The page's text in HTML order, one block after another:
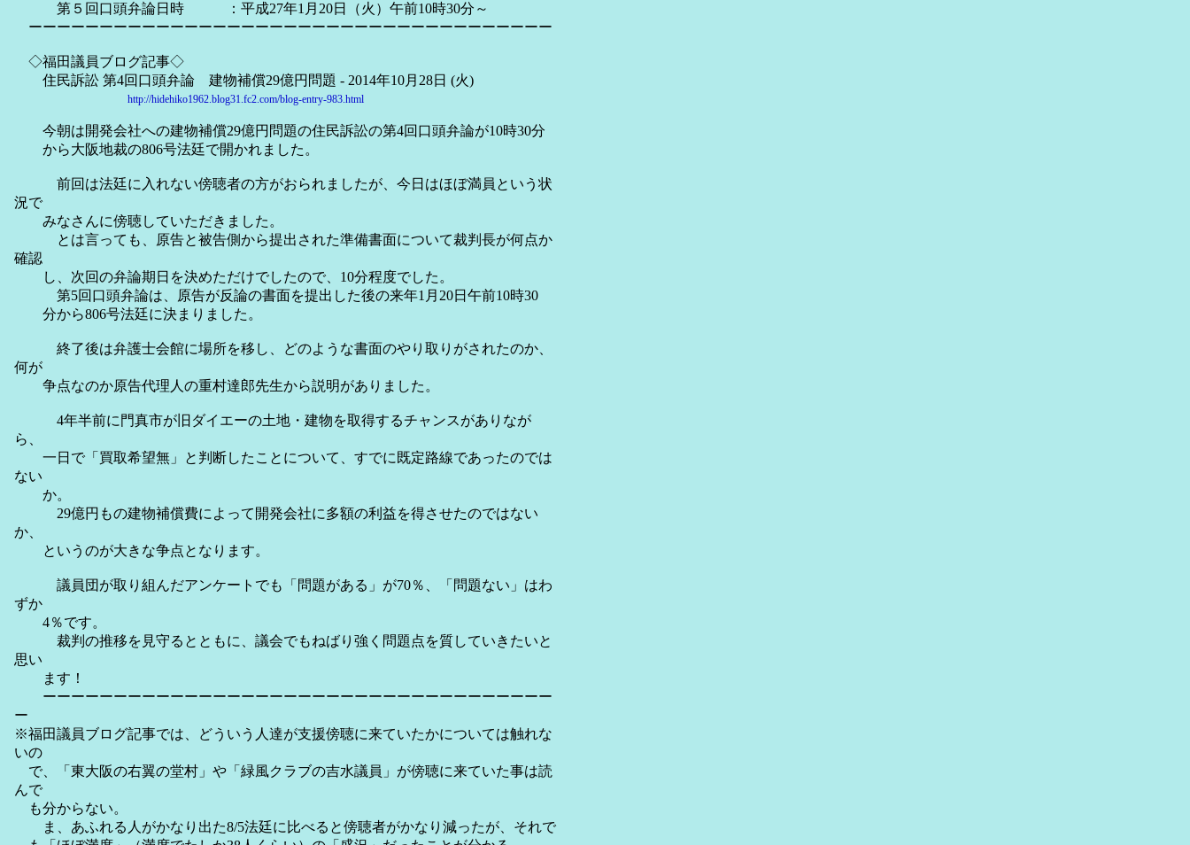
第５回口頭弁論日時 ：平成27年1月20日（火）午前10時30分～
ーーーーーーーーーーーーーーーーーーーーーーーーーーーーーーーーーーーーー
◇福田議員ブログ記事◇
住民訴訟 第4回口頭弁論 建物補償29億円問題 - 2014年10月28日 (火)
http://hidehiko1962.blog31.fc2.com/blog-entry-983.html
今朝は開発会社への建物補償29億円問題の住民訴訟の第4回口頭弁論が10時30分
から大阪地裁の806号法廷で開かれました。
前回は法廷に入れない傍聴者の方がおられましたが、今日はほぼ満員という状
況で
みなさんに傍聴していただきました。
とは言っても、原告と被告側から提出された準備書面について裁判長が何点か
確認
し、次回の弁論期日を決めただけでしたので、10分程度でした。
第5回口頭弁論は、原告が反論の書面を提出した後の来年1月20日午前10時30
分から806号法廷に決まりました。
終了後は弁護士会館に場所を移し、どのような書面のやり取りがされたのか、
何が
争点なのか原告代理人の重村達郎先生から説明がありました。
4年半前に門真市が旧ダイエーの土地・建物を取得するチャンスがありなが
ら、
一日で「買取希望無」と判断したことについて、すでに既定路線であったのでは
ない
か。
29億円もの建物補償費によって開発会社に多額の利益を得させたのではない
か、
というのが大きな争点となります。
議員団が取り組んだアンケートでも「問題がある」が70％、「問題ない」はわ
ずか
4％です。
裁判の推移を見守るとともに、議会でもねばり強く問題点を質していきたいと
思い
ます！
ーーーーーーーーーーーーーーーーーーーーーーーーーーーーーーーーーーーー
ー
※福田議員ブログ記事では、どういう人達が支援傍聴に来ていたかについては触れな
いの
で、「東大阪の右翼の堂村」や「緑風クラブの吉水議員」が傍聴に来ていた事は読
んで
も分からない。
ま、あふれる人がかなり出た8/5法廷に比べると傍聴者がかなり減ったが、それで